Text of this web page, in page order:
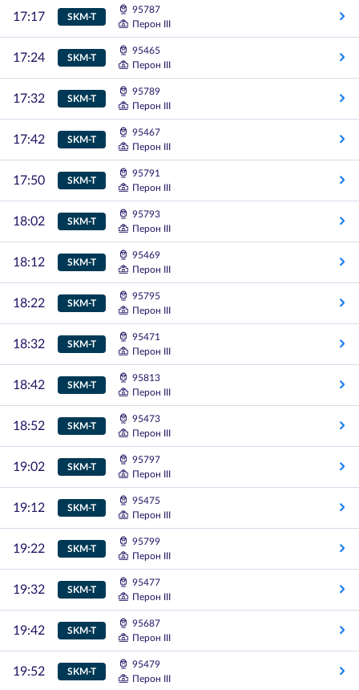
17:17 SKM-T
95787
Перон III
17:24 SKM-T
95465
Перон III
17:32 SKM-T
95789
Перон III
17:42 SKM-T
95467
Перон III
17:50 SKM-T
95791
Перон III
18:02 SKM-T
95793
Перон III
18:12 SKM-T
95469
Перон III
18:22 SKM-T
95795
Перон III
18:32 SKM-T
95471
Перон III
18:42 SKM-T
95813
Перон III
18:52 SKM-T
95473
Перон III
19:02 SKM-T
95797
Перон III
19:12 SKM-T
95475
Перон III
19:22 SKM-T
95799
Перон III
19:32 SKM-T
95477
Перон III
19:42 SKM-T
95687
Перон III
19:52 SKM-T
95479
Перон III